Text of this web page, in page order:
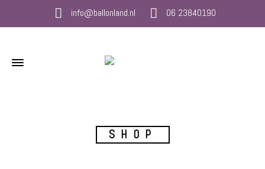
info@ballonland.nl 06 23840190
SHOP